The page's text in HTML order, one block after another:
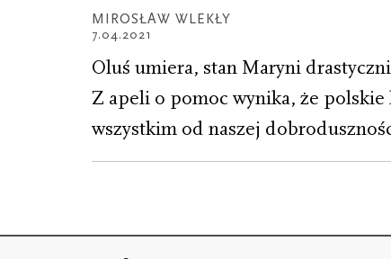
MIROSŁAW WLEKŁY
7.04.2021
Oluś umiera, stan Maryni
Z apeli o pomoc wynika, że
wszystkim od naszej